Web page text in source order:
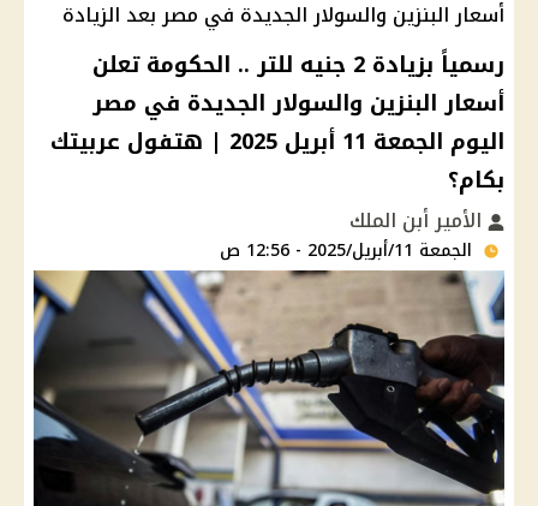
أسعار البنزين والسولار الجديدة في مصر بعد الزيادة
رسمياً بزيادة 2 جنيه للتر .. الحكومة تعلن
أسعار البنزين والسولار الجديدة في مصر
اليوم الجمعة 11 أبريل 2025 | هتفول عربيتك
بكام؟
الأمير أبن الملك
الجمعة 11/أبريل/2025 - 12:56 ص